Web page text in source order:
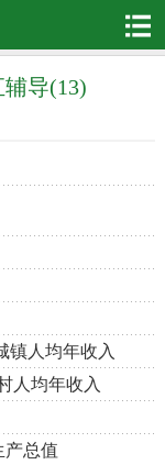
导(13)
镇人均年收入
人均年收入
产总值